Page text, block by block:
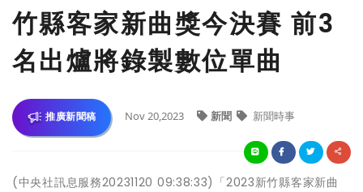
竹縣客家新曲獎今決賽 前3
名出爐將錄製數位單曲
推廣新聞稿 Nov 20,2023 新聞 新聞時事
(中央社訊息服務20231120 09:38:33)「2023新竹縣客家新曲